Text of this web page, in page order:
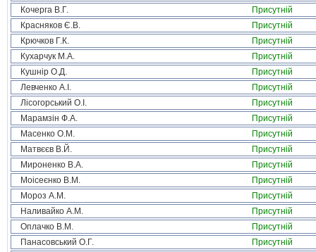
Кочерга В.Г.
Присутній
Красняков Є.В.
Присутній
Крючков Г.К.
Присутній
Кухарчук М.А.
Присутній
Кушнір О.Д.
Присутній
Левченко А.І.
Присутній
Лісогорський О.І.
Присутній
Марамзін Ф.А.
Присутній
Масенко О.М.
Присутній
Матвєєв В.Й.
Присутній
Мироненко В.А.
Присутній
Моісеєнко В.М.
Присутній
Мороз А.М.
Присутній
Наливайко А.М.
Присутній
Оплачко В.М.
Присутній
Панасовський О.Г.
Присутній